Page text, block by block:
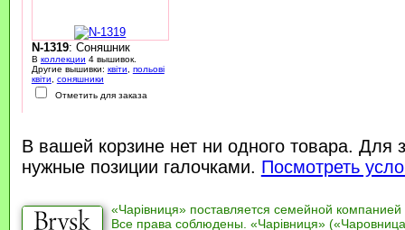
N-1319: Соняшник
В коллекции 4 вышивок.
Другие вышивки: квіти
польові
квіти
соняшники
Отметить для заказа
В вашей корзине нет ни одного товара. Для
нужные позиции галочками. Посмотреть
«Чарівниця» поставляется семейной компанией
Все права соблюдены. «Чарівниця»